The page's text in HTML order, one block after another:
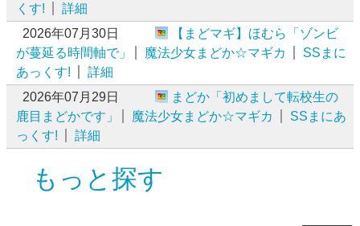
くす!
詳細
2026年07月30日
【まどマギ】ほむら「ゾンビ
が蔓延る時間軸で」
魔法少女まどか☆マギカ
SSまに
あっくす!
詳細
2026年07月29日
まどか「初めまして転校生の
鹿目まどかです」
魔法少女まどか☆マギカ
SSまにあ
っくす!
詳細
もっと探す